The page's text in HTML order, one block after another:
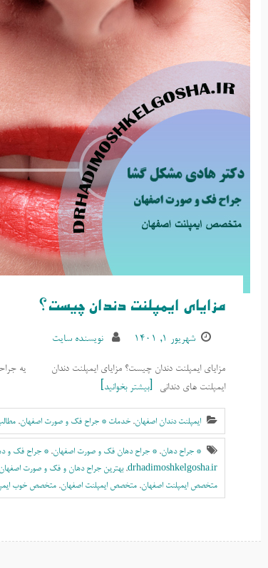
مزایای ایمپلنت دندان چیست؟
شهریور ۱, ۱۴۰۱ نویسنده سایت
ایمپلنت های دندانی
بیشتر بخوانید
ایمپلنت دندان اصفهان, خدمات * جراح فک و صورت اصفهان,
* جراح دهان, * جراح دهان فک و صورت اصفهان, * جراح فک و
drhadimoshkelgosha.ir
,بهترين جراح دهان و فک و صورت اصفهان
متخصص ايمپلنت اصفهان, متخصص ایمپلنت اصفهان, متخصص خوب